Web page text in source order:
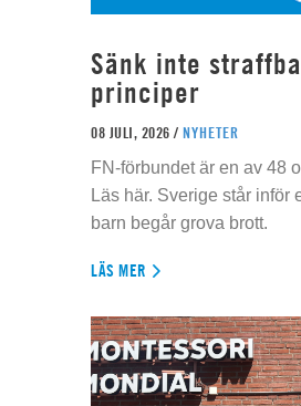
Sänk inte
principer
08 JULI, 2026 / NYHETER
FN-förbundet är en av 48
Läs här. Sverige står inför
barn begår grova brott.
LÄS MER